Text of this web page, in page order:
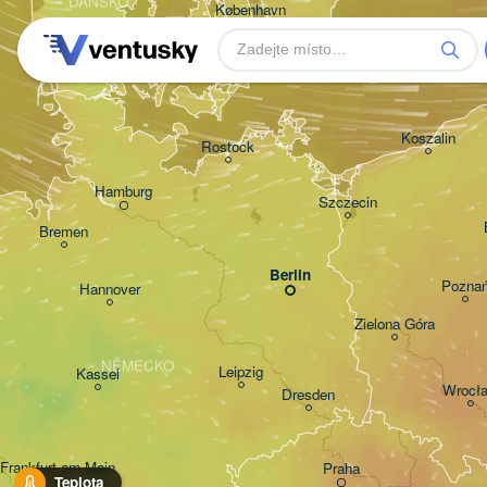
Teplota
Hamburg
Frankfurt am Main
Bremen
Hannover
KasselNĚMECKO
Berlin
Praha
København
Leipzig
Dresden
Rostock
Koszalin
Zielona Góra
Szczecin